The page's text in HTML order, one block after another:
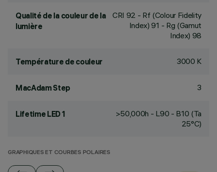
Qualité de la couleur de la
lumière
CRI 92 - Rf (Colour Fidelity
Index) 91 - Rg (Gamut
Index) 98
Température de couleur 3000 K
MacAdam Step 3
Lifetime LED 1
>50,000h - L90 - B10 (Ta
25°C)
GRAPHIQUES ET COURBES POLAIRES